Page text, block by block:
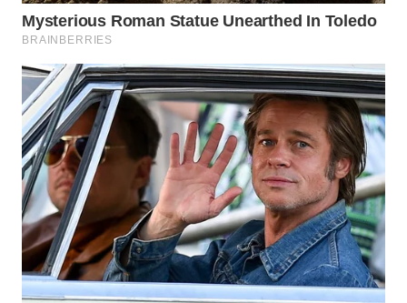
WN
INDRAMAYU
WN
KUNINGAN
WN
MAJALENGKA
WN
SUBANG
WN